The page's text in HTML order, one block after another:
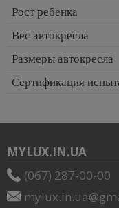
Рост ребенка
Вес автокресла
Размеры автокресла
Сертификация
MYLUX.IN.UA
(067) 287-00-00